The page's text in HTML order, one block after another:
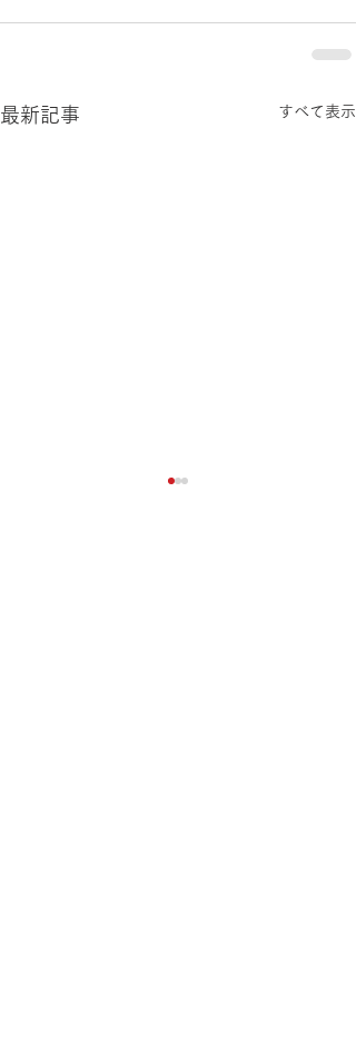
最新記事 すべて表示